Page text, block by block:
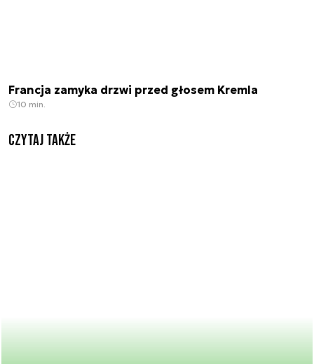
Francja zamyka drzwi przed głosem Kremla
10 min.
Czytaj także